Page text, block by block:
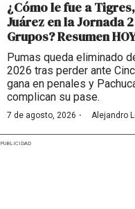
¿Cómo le fue a
Juárez en la Jornada
Grupos? Resumen
Pumas queda eliminado
2026 tras perder ante
gana en penales y
complican su pase.
7 de agosto, 2026 · Alejandro
PUBLICIDAD